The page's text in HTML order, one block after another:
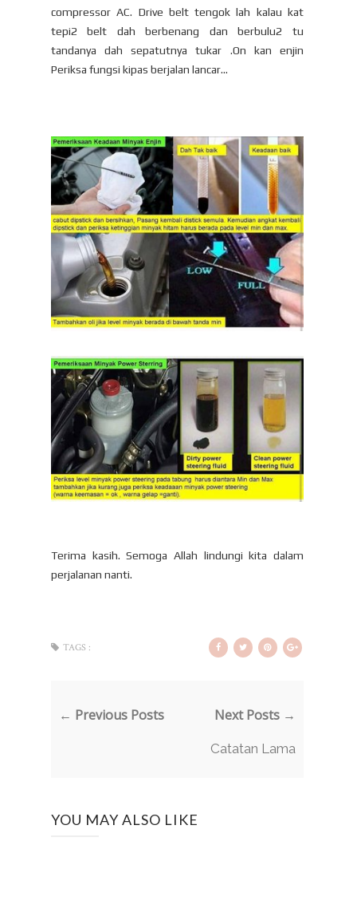
compressor AC. Drive belt tengok lah kalau kat
tepi2 belt dah berbenang dan berbulu2 tu
tandanya dah sepatutnya tukar .On kan enjin
Periksa fungsi kipas berjalan lancar…
Terima kasih. Semoga Allah lindungi kita dalam
perjalanan nanti.
TAGS :
← Previous Posts Next Posts →
Catatan Lama
YOU MAY ALSO LIKE